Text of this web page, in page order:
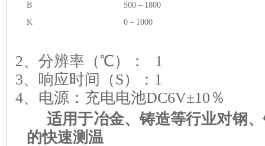
B
500～ 1800
K
0～ 1000
2、分辨率（℃）： 1
3、响应时间（S）： 1
4、电源：充电电池DC6V±10 ％
适用于冶金、铸造等行业对钢
的快速测温